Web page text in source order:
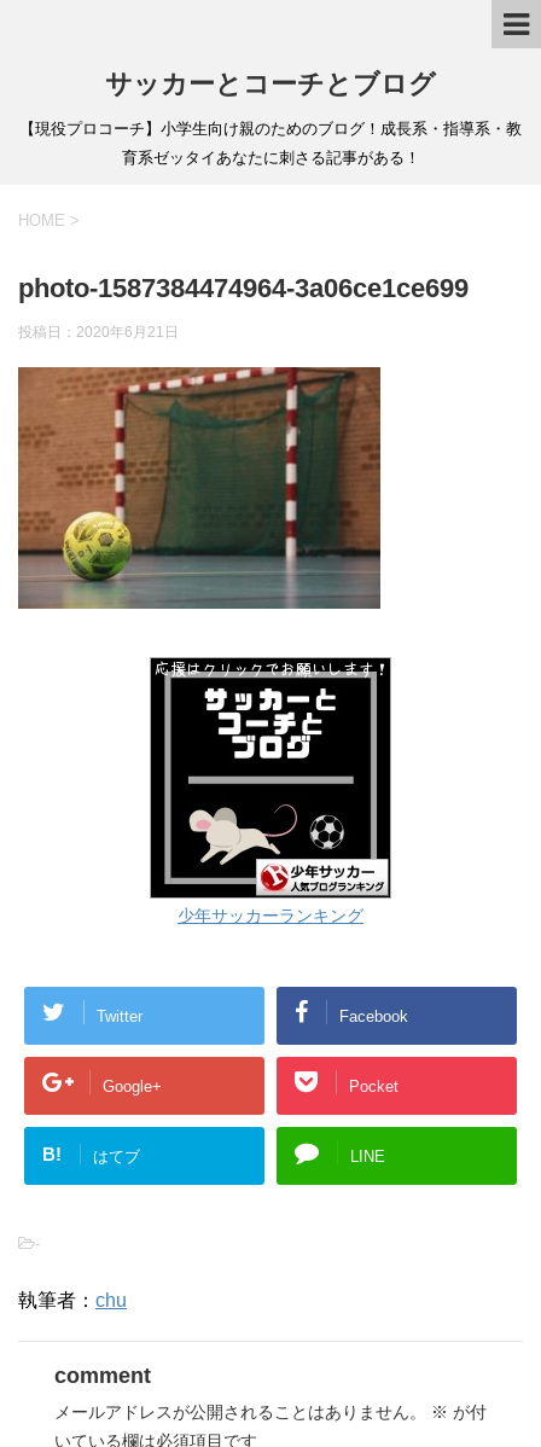
サッカーとコーチとブログ
【現役プロコーチ】小学生向け親のためのブログ！成長系・指導系・教
育系ゼッタイあなたに刺さる記事がある！
HOME >
photo-1587384474964-3a06ce1ce699
投稿日： 2020年6月21日
少年サッカーランキング
Twitter Facebook
Google+ Pocket
B! はてブ LINE
-
執筆者： chu
comment
メールアドレスが公開されることはありません。 ※ が付
いている欄は必須項目です